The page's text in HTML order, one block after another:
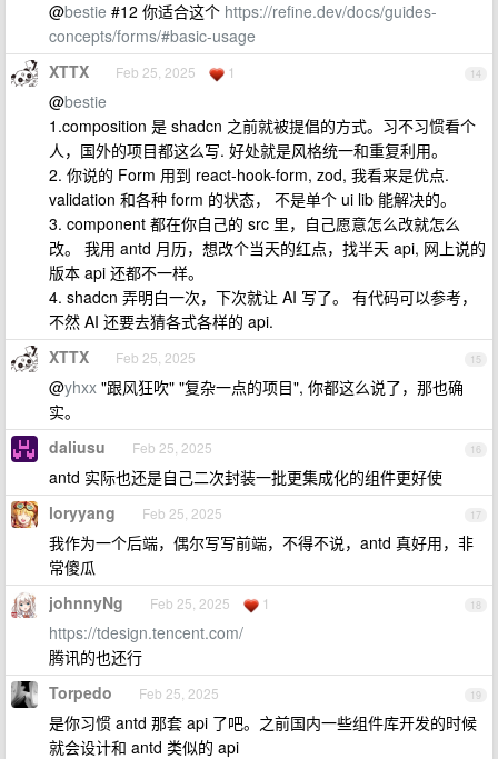
@bestie #12 你适合这个 https://refine.dev/docs/guides-
concepts/forms/#basic-usage
14
XTTX Feb 25, 2025 1
@bestie
1.composition 是 shadcn 之前就被提倡的方式。习不习惯看个
人，国外的项目都这么写. 好处就是风格统一和重复利用。
2. 你说的 Form 用到 react-hook-form, zod, 我看来是优点.
validation 和各种 form 的状态， 不是单个 ui lib 能解决的。
3. component 都在你自己的 src 里，自己愿意怎么改就怎么
改。 我用 antd 月历，想改个当天的红点，找半天 api, 网上说的
版本 api 还都不一样。
4. shadcn 弄明白一次，下次就让 AI 写了。 有代码可以参考，
不然 AI 还要去猜各式各样的 api.
15
XTTX Feb 25, 2025
@yhxx "跟风狂吹" "复杂一点的项目", 你都这么说了，那也确
实。
16
daliusu Feb 25, 2025
antd 实际也还是自己二次封装一批更集成化的组件更好使
17
loryyang Feb 25, 2025
我作为一个后端，偶尔写写前端，不得不说，antd 真好用，非
常傻瓜
18
johnnyNg Feb 25, 2025 1
https://tdesign.tencent.com/
腾讯的也还行
19
Torpedo Feb 25, 2025
是你习惯 antd 那套 api 了吧。之前国内一些组件库开发的时候
就会设计和 antd 类似的 api